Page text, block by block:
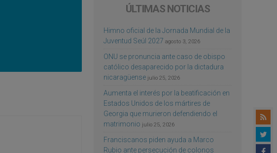
ÚLTIMAS NOTICIAS
Himno oficial de la Jornada Mundial de la
Juventud Seúl 2027 agosto 3, 2026
ONU se pronuncia ante caso de obispo
católico desaparecido por la dictadura
nicaragüense julio 25, 2026
Aumenta el interés por la beatificación en
Estados Unidos de los mártires de
Georgia que murieron defendiendo el
matrimonio julio 25, 2026
Franciscanos piden ayuda a Marco
Rubio ante persecución de colonos